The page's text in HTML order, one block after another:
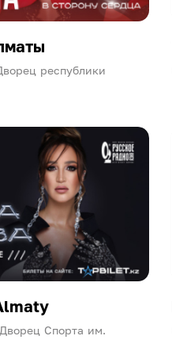
республики
Дворец Спорта им.